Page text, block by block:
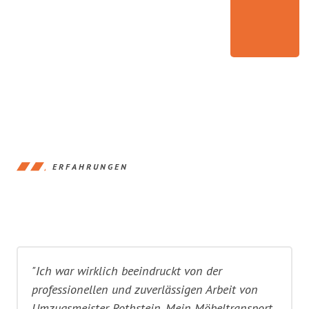
ERFAHRUNGEN
"Ich war wirklich beeindruckt von der
professionellen und zuverlässigen Arbeit von